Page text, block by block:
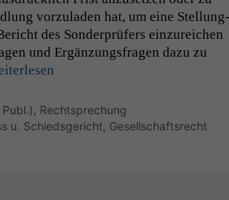
vorzu­laden hat, um eine Stel­lung­
des Son­der­prüfers einzure­ichen
und Ergänzungs­fra­gen dazu zu
Publ.), Rechtsprechung
u. Schiedsgericht, Gesellschaftsrecht